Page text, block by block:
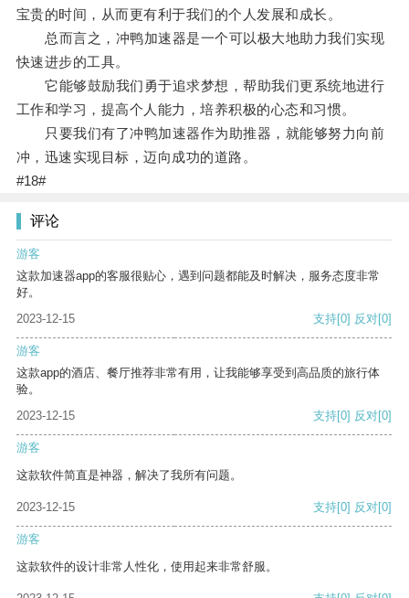
宝贵的时间，从而更有利于我们的个人发展和成长。
总而言之，冲鸭加速器是一个可以极大地助力我们实现
快速进步的工具。
它能够鼓励我们勇于追求梦想，帮助我们更系统地进行
工作和学习，提高个人能力，培养积极的心态和习惯。
只要我们有了冲鸭加速器作为助推器，就能够努力向前
冲，迅速实现目标，迈向成功的道路。
#18#
评论
游客
这款加速器app的客服很贴心，遇到问题都能及时解决，服务态度非常
好。
2023-12-15
支持[0] 反对[0]
游客
这款app的酒店、餐厅推荐非常有用，让我能够享受到高品质的旅行体
验。
2023-12-15
支持[0] 反对[0]
游客
这款软件简直是神器，解决了我所有问题。
2023-12-15 支持[0] 反对[0]
游客
这款软件的设计非常人性化，使用起来非常舒服。